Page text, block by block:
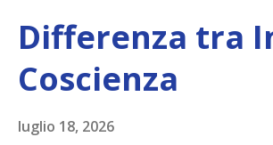
Differenza tra
Coscienza
luglio 18, 2026